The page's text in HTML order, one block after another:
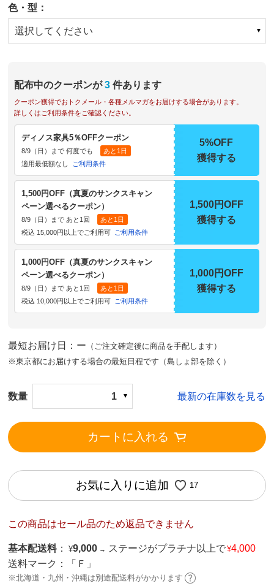
色・型：
選択してください
配布中のクーポンが 3 件あります
クーポン獲得でおトクメール・各種メルマガをお届けする場合があります。
詳しくはご利用条件をご確認ください。
ディノス家具5％OFFクーポン
8/9（日）まで 何度でも
あと1日
適用最低額なし
ご利用条件
5%OFF
獲得する
1,500円OFF（真夏のサンクスキャン
ペーン選べるクーポン）
8/9（日）まで あと1回
あと1日
税込 15,000円以上でご利用可
ご利用条件
1,500円OFF
獲得する
1,000円OFF（真夏のサンクスキャン
ペーン選べるクーポン）
8/9（日）まで あと1回
あと1日
税込 10,000円以上でご利用可
ご利用条件
1,000円OFF
獲得する
最短お届け日：ー （ご注文確定後に商品を手配します）
※東京都にお届けする場合の最短日程です（島しょ部を除く）
数量 1 最新の在庫数を見る
カートに入れる
お気に入りに追加 17
この商品はセール品のため返品できません
基本配送料 ： ¥9,000 → ステージがプラチナ以上で¥4,000
送料マーク：
「Ｆ」
※北海道・九州・沖縄は別途配送料がかかります